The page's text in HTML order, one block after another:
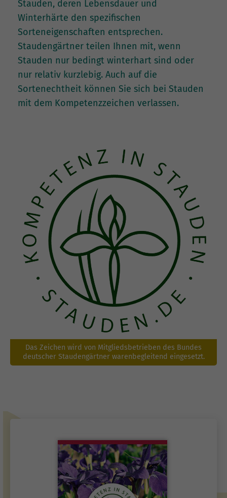
Stauden, deren Lebensdauer und
Winterhärte den spezifischen
Sorteneigenschaften entsprechen.
Staudengärtner teilen Ihnen mit, wenn
Stauden nur bedingt winterhart sind oder
nur relativ kurzlebig. Auch auf die
Sortenechtheit können Sie sich bei Stauden
mit dem Kompetenzzeichen verlassen.
Das Zeichen wird von Mitgliedsbetrieben des Bundes
deutscher Staudengärtner warenbegleitend eingesetzt.